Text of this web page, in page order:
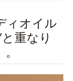
ィオイル
重なり